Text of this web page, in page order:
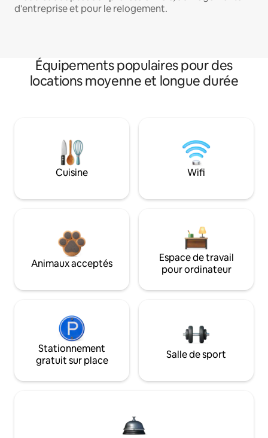
d'entreprise et pour le relogement.
Équipements populaires pour des
locations moyenne et longue durée
Cuisine Wifi
Animaux acceptés
Espace de travail
pour ordinateur
Stationnement
gratuit sur place
Salle de sport